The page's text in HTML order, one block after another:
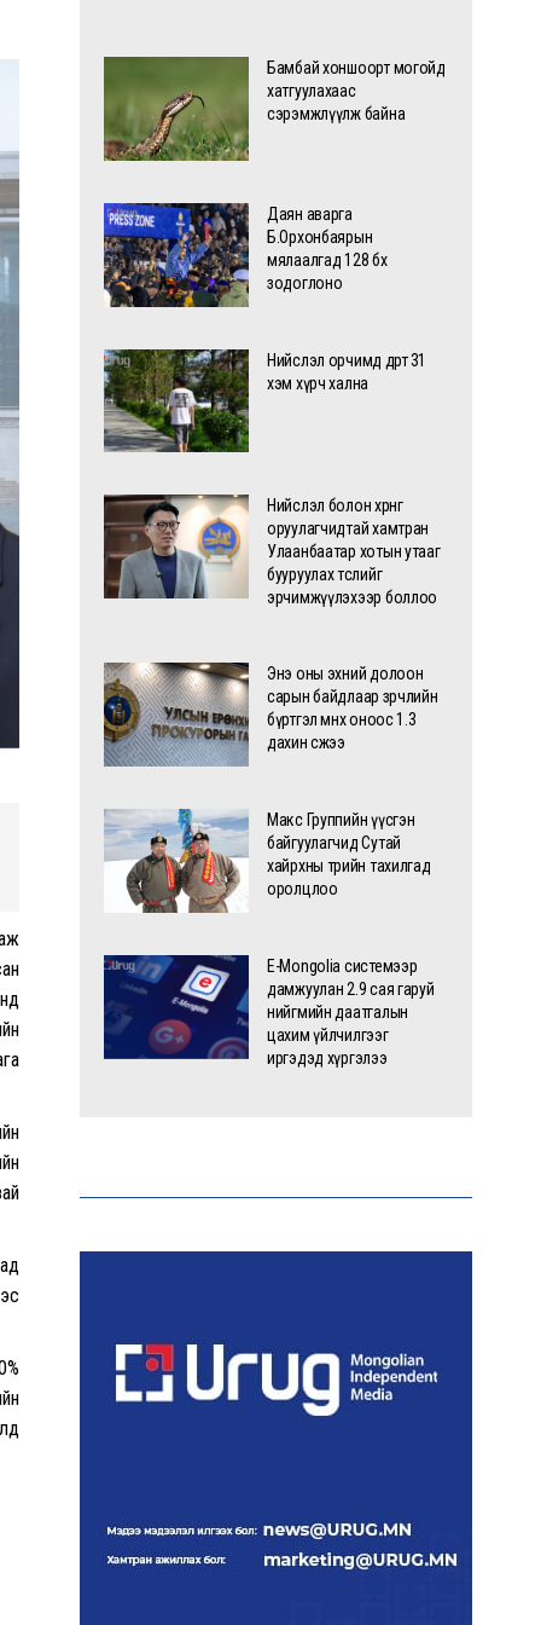
Бамбай хоншоорт могойд
хатгуулахаас
сэрэмжлүүлж байна
Даян аварга
Б.Орхонбаярын
мялаалгад 128 бөх
зодоглоно
Нийслэл орчимд өдөртөө 31
хэм хүрч хална
Нийслэл болон хөрөнгө
оруулагчидтай хамтран
Улаанбаатар хотын утааг
бууруулах төслийг
эрчимжүүлэхээр боллоо
Энэ оны эхний долоон
сарын байдлаар зөрчлийн
бүртгэл өмнөх оноос 1.3
дахин өсжээ
Макс Группийн үүсгэн
байгуулагчид Сутай
хайрхны төрийн тахилгад
оролцлоо
E-Mongolia системээр
дамжуулан 2.9 сая гаруй
нийгмийн даатгалын
цахим үйлчилгээг
иргэдэд хүргэлээ
хуримаа хийжээ
Киев ОХУ-Украины хилээс